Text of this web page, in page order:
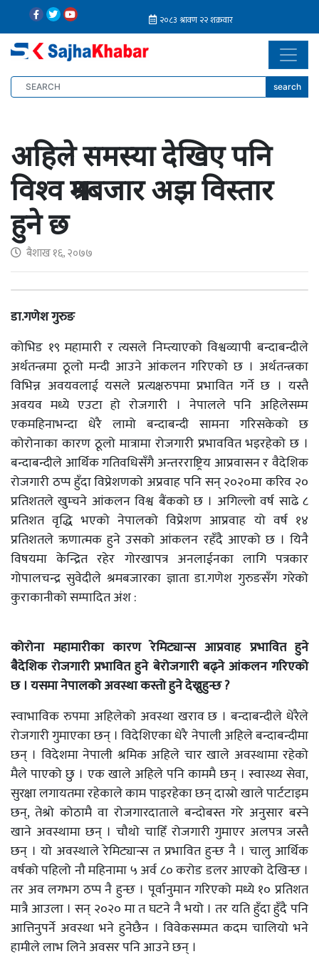
search
अहिले समस्या देखिए पनि
विश्व श्रमबजार अझ विस्तार
हुने छ
बैशाख १६, २०७७
डा.गणेश गुरुङ
कोभिड १९ महामारी र त्यसले निम्त्याएको विश्वव्यापी बन्दाबन्दीले
अर्थतन्त्रमा ठूलो मन्दी आउने आंकलन गरिएको छ । अर्थतन्त्रका
विभिन्न अवयवलाई यसले प्रत्यक्षरुपमा प्रभावित गर्ने छ । यस्तै
अवयव मध्ये एउटा हो रोजगारी । नेपालले पनि अहिलेसम्म
एकमहिनाभन्दा धेरै लामो बन्दाबन्दी सामना गरिसकेको छ
कोरोनाका कारण ठूलो मात्रामा रोजगारी प्रभाववित भइरहेको छ ।
बन्दाबन्दीले आर्थिक गतिवधिसँगै अन्तरराष्ट्रिय आप्रवासन र वैदेशिक
रोजगारी ठप्प हुँदा विप्रेशणको अप्रवाह पनि सन् २०२०मा करिव २०
प्रतिशतले खुम्चने आंकलन विश्व बैंकको छ । अगिल्लो वर्ष साढे ८
प्रतिशत वृद्धि भएको नेपालको विप्रेशण आप्रवाह यो वर्ष १४
प्रतिशतले ऋणात्मक हुने उसको आंकलन रहँदै आएको छ । यिनै
विषयमा केन्द्रित रहेर गोरखापत्र अनलाईनका लागि पत्रकार
गोपालचन्द्र सुवेदीले श्रमबजारका ज्ञाता डा.गणेश गुरुङसँग गरेको
कुराकानीको सम्पादित अंश :
कोरोना महामारीका कारण रेमिट्यान्स आप्रवाह प्रभावित हुने
बैदेशिक रोजगारी प्रभावित हुने बेरोजगारी बढ्ने आंकलन गरिएको
छ । यसमा नेपालको अवस्था कस्तो हुने देख्नुहुन्छ ?
स्वाभाविक रुपमा अहिलेको अवस्था खराव छ । बन्दाबन्दीले धेरैले
रोजगारी गुमाएका छन् । विदेशिएका धेरै नेपाली अहिले बन्दाबन्दीमा
छन् । विदेशमा नेपाली श्रमिक अहिले चार खाले अवस्थामा रहेको
मैले पाएको छु । एक खाले अहिले पनि काममै छन् । स्वास्थ्य सेवा,
सुरक्षा लगायतमा रहेकाले काम पाइरहेका छन् दास्रो खाले पार्टटाइम
छन्, तेश्रो कोठामै वा रोजगारदाताले बन्दोबस्त गरे अनुसार बस्ने
खाने अवस्थामा छन् । चौथो चाहिँ रोजगारी गुमाएर अलपत्र जस्तै
छन् । यो अवस्थाले रेमिट्यान्स त प्रभावित हुन्छ नै । चालु आर्थिक
वर्षको पहिलो नौ महिनामा ५ अर्व ८० करोड डलर आएको देखिन्छ ।
तर अव लगभग ठप्प नै हुन्छ । पूर्वानुमान गरिएको मध्ये १० प्रतिशत
मात्रै आउला । सन् २०२० मा त घटने नै भयो । तर यति हुँदा हुँदै पनि
आत्तिनुपर्ने अवस्था भने हुनेछैन । विवेकसम्मत कदम चालियो भने
हामीले लाभ लिने अवसर पनि आउने छन् ।